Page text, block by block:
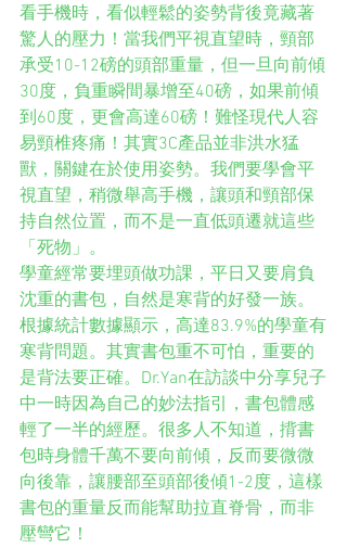
看手機時，看似輕鬆的姿勢背後竟藏著
驚人的壓力！當我們平視直望時，頸部
承受10-12磅的頭部重量，但一旦向前傾
30度，負重瞬間暴增至40磅，如果前傾
到60度，更會高達60磅！難怪現代人容
易頸椎疼痛！其實3C產品並非洪水猛
獸，關鍵在於使用姿勢。我們要學會平
視直望，稍微舉高手機，讓頭和頸部保
持自然位置，而不是一直低頭遷就這些
「死物」。
學童經常要埋頭做功課，平日又要肩負
沈重的書包，自然是寒背的好發一族。
根據統計數據顯示，高達83.9%的學童有
寒背問題。其實書包重不可怕，重要的
是背法要正確。Dr.Yan在訪談中分享兒子
中一時因為自己的妙法指引，書包體感
輕了一半的經歷。很多人不知道，揹書
包時身體千萬不要向前傾，反而要微微
向後靠，讓腰部至頭部後傾1-2度，這樣
書包的重量反而能幫助拉直脊骨，而非
壓彎它！